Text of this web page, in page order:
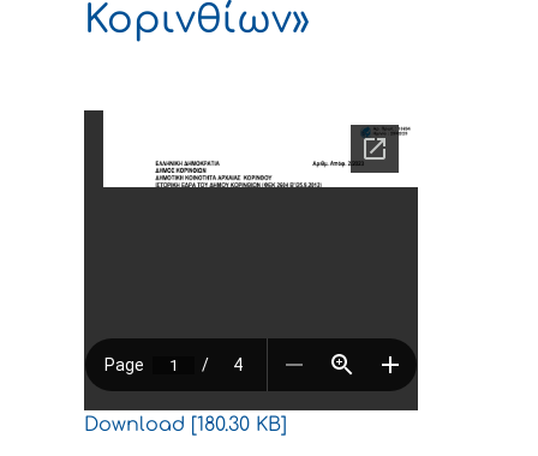
Κορινθίων»
Download [180.30 KB]